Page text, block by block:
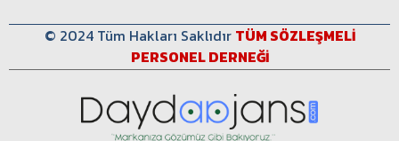
© 2024 Tüm Hakları Saklıdır TÜM SÖZLEŞMELİ
PERSONEL DERNEĞİ